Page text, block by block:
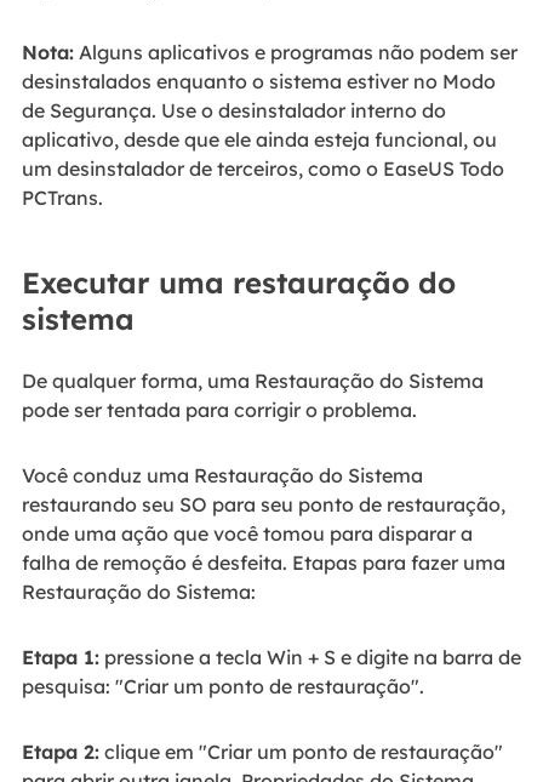
Nota:Alguns aplicativos e programas não podem ser
desinstalados enquanto o sistema estiver no Modo
de Segurança. Use o desinstalador interno do
aplicativo, desde que ele ainda esteja funcional, ou
um desinstalador de terceiros, como o EaseUS Todo
PCTrans.
Executar uma restauração do
sistema
De qualquer forma, uma Restauração do Sistema
pode ser tentada para corrigir o problema.
Você conduz uma Restauração do Sistema
restaurando seu SO para seu ponto de restauração,
onde uma ação que você tomou para disparar a
falha de remoção é desfeita. Etapas para fazer uma
Restauração do Sistema:
Etapa 1:pressione a tecla Win + S e digite na barra de
pesquisa: "Criar um ponto de restauração".
Etapa 2:clique em "Criar um ponto de restauração"